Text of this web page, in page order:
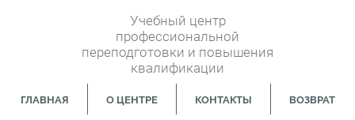
Учебный центр
профессиональной
переподготовки и повышения
квалификации
ГЛАВНАЯ О ЦЕНТРЕ КОНТАКТЫ ВОЗВРАТ